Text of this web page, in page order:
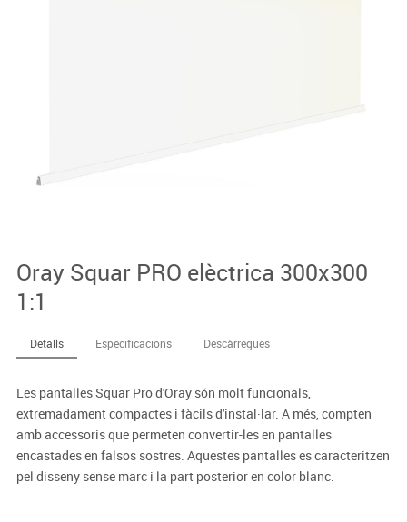
Oray Squar PRO elèctrica 300x300
1:1
Detalls Especificacions Descàrregues
Les pantalles Squar Pro d'Oray són molt funcionals,
extremadament compactes i fàcils d'instal·lar. A més, compten
amb accessoris que permeten convertir-les en pantalles
encastades en falsos sostres. Aquestes pantalles es caracteritzen
pel disseny sense marc i la part posterior en color blanc.